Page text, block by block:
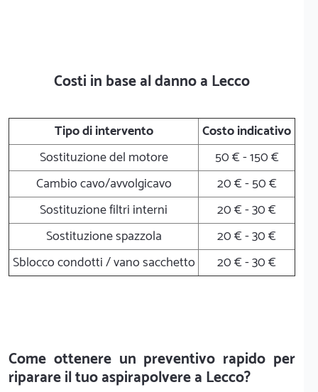
Costi in base al danno a Lecco
Tipo di intervento
Costo indicativo
Sostituzione del motore
50 € - 150 €
Cambio cavo/avvolgicavo
20 € - 50 €
Sostituzione filtri interni
20 € - 30 €
Sostituzione spazzola
20 € - 30 €
Sblocco condotti / vano sacchetto
20 € - 30 €
Come ottenere un preventivo rapido per
riparare il tuo aspirapolvere a Lecco?